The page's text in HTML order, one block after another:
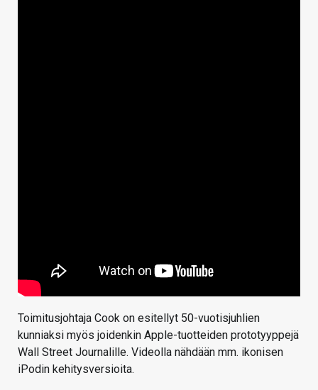
Toimitusjohtaja Cook on esitellyt 50-vuotisjuhlien
kunniaksi myös joidenkin Apple-tuotteiden prototyyppejä
Wall Street Journalille. Videolla nähdään mm. ikonisen
iPodin kehitysversioita.